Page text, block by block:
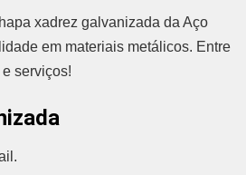
xadrez galvanizada da Aço
em materiais metálicos. Entre
serviços!